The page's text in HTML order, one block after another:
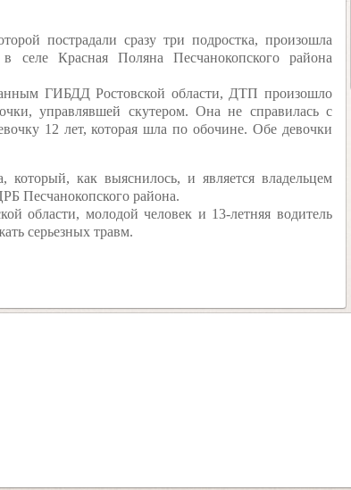
пострадали сразу три подростка, произошла
селе Красная Поляна Песчанокопского района
ГИБДД Ростовской области, ДТП произошло
управлявшей скутером. Она не справилась с
12 лет, которая шла по обочине. Обе девочки
который, как выяснилось, и является владельцем
Песчанокопского района.
области, молодой человек и 13-летняя водитель
серьезных травм.